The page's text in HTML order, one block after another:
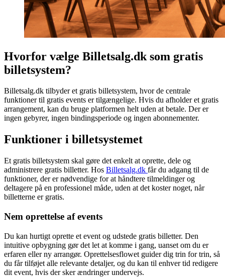
Hvorfor vælge Billetsalg.dk som gratis
billetsystem?
Billetsalg.dk tilbyder et gratis billetsystem, hvor de centrale
funktioner til gratis events er tilgængelige. Hvis du afholder et gratis
arrangement, kan du bruge platformen helt uden at betale. Der er
ingen gebyrer, ingen bindingsperiode og ingen abonnementer.
Funktioner i billetsystemet
Et gratis billetsystem skal gøre det enkelt at oprette, dele og
administrere gratis billetter. Hos Billetsalg.dk får du adgang til de
funktioner, der er nødvendige for at håndtere tilmeldinger og
deltagere på en professionel måde, uden at det koster noget, når
billetterne er gratis.
Nem oprettelse af events
Du kan hurtigt oprette et event og udstede gratis billetter. Den
intuitive opbygning gør det let at komme i gang, uanset om du er
erfaren eller ny arrangør. Oprettelsesflowet guider dig trin for trin, så
du får tilføjet alle relevante detaljer, og du kan til enhver tid redigere
dit event, hvis der sker ændringer undervejs.